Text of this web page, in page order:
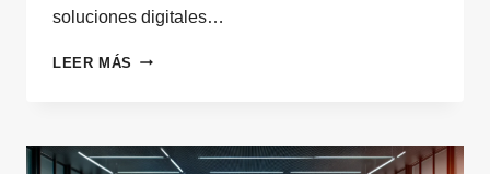
soluciones digitales…
LEER MÁS INNOVACIÓN
VENTAS: